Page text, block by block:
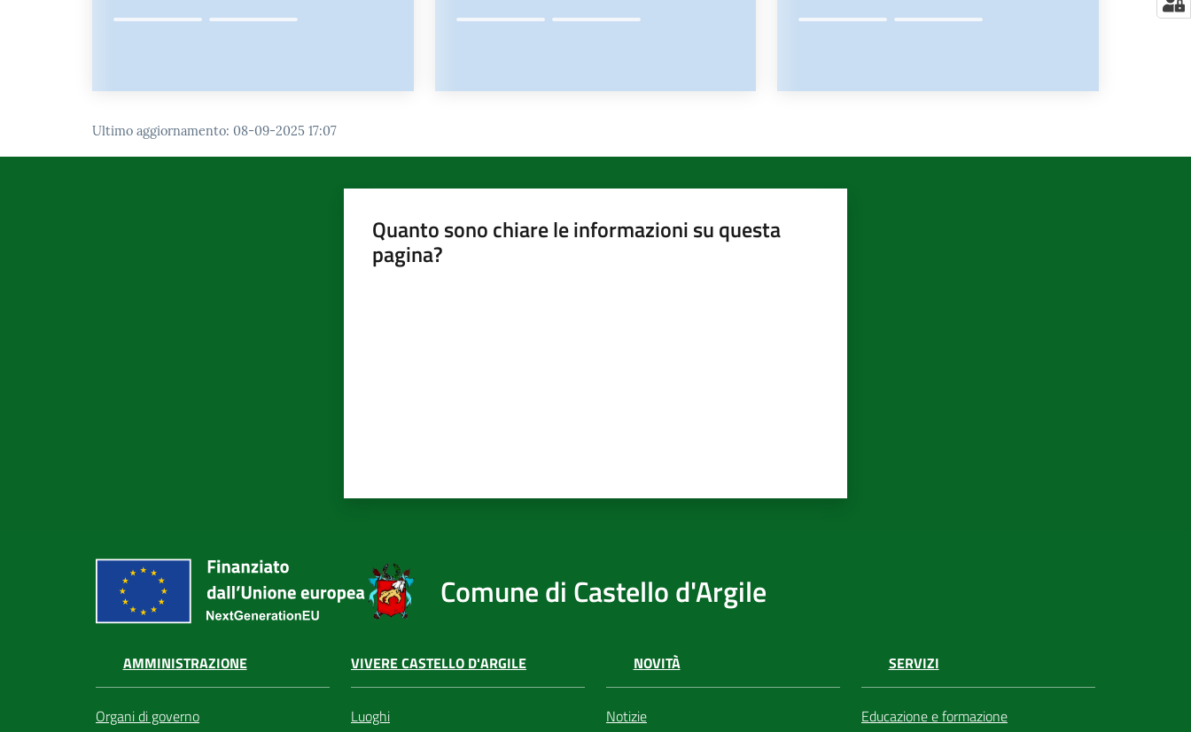
Ultimo aggiornamento: 08-09-2025 17:07
Quanto sono chiare le informazioni su questa
pagina?
Comune di Castello d'Argile
AMMINISTRAZIONE
Organi di governo
VIVERE CASTELLO D'ARGILE
Luoghi
NOVITÀ
Notizie
SERVIZI
Educazione e formazione